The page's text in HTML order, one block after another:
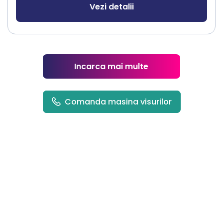
Vezi detalii
Incarca mai multe
Comanda masina visurilor